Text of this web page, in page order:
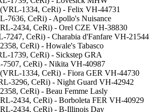
1334, CeRi) - Felix VH-44731
7636, CeRi) - Apollo's Nuisance
2434, CeRi) - Orel CZE VH-38830
7247, CeRi) - Charabia d'Fanfare VH-21544
CeRi) - Howale's Tabasco
1739, CeRi) - Sickstep GRA
7507, CeRi) - Nikita VH-40987
1334, CeRi) - Fiora GER VH-44730
3296, CeRi) - Night Guard VH-42942
CeRi) - Beau Femme Lasly
2434, CeRi) - Borboleta FER VH-40929
2434, CeRi) - B-Illinois Day